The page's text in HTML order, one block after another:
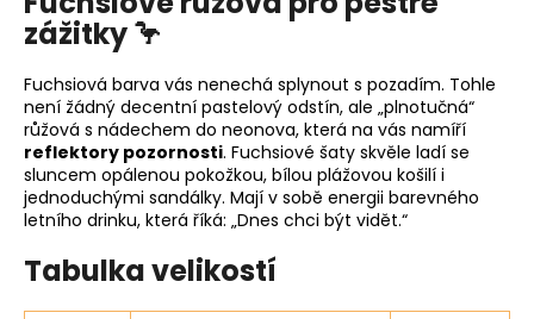
zážitky 🦩
Fuchsiová barva vás nenechá splynout s pozadím. Tohle
není žádný decentní pastelový odstín, ale „plnotučná“
růžová s nádechem do neonova, která na vás namíří
reflektory pozornosti. Fuchsiové šaty skvěle ladí se
sluncem opálenou pokožkou, bílou plážovou košilí i
jednoduchými sandálky. Mají v sobě energii barevného
letního drinku, která říká: „Dnes chci být vidět.“
Tabulka velikostí